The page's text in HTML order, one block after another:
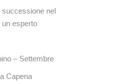
successione nel
un esperto
– Settembre
Capena